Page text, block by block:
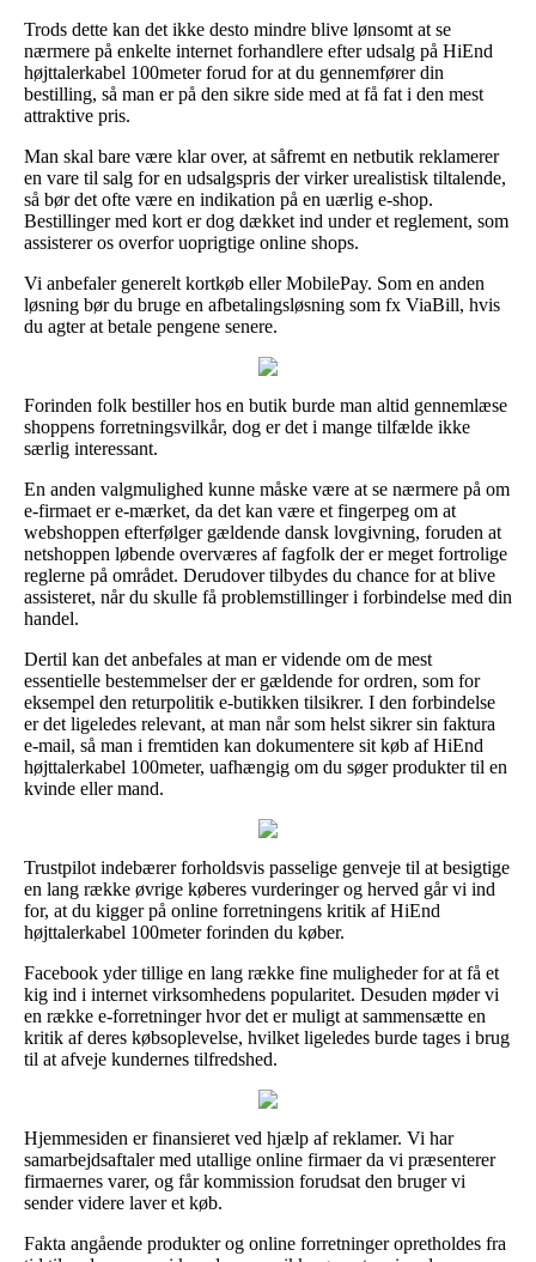
Trods dette kan det ikke desto mindre blive lønsomt at se
nærmere på enkelte internet forhandlere efter udsalg på HiEnd
højttalerkabel 100meter forud for at du gennemfører din
bestilling, så man er på den sikre side med at få fat i den mest
attraktive pris.
Man skal bare være klar over, at såfremt en netbutik reklamerer
en vare til salg for en udsalgspris der virker urealistisk tiltalende,
så bør det ofte være en indikation på en uærlig e-shop.
Bestillinger med kort er dog dækket ind under et reglement, som
assisterer os overfor uoprigtige online shops.
Vi anbefaler generelt kortkøb eller MobilePay. Som en anden
løsning bør du bruge en afbetalingsløsning som fx ViaBill, hvis
du agter at betale pengene senere.
Forinden folk bestiller hos en butik burde man altid gennemlæse
shoppens forretningsvilkår, dog er det i mange tilfælde ikke
særlig interessant.
En anden valgmulighed kunne måske være at se nærmere på om
e-firmaet er e-mærket, da det kan være et fingerpeg om at
webshoppen efterfølger gældende dansk lovgivning, foruden at
netshoppen løbende overværes af fagfolk der er meget fortrolige
reglerne på området. Derudover tilbydes du chance for at blive
assisteret, når du skulle få problemstillinger i forbindelse med din
handel.
Dertil kan det anbefales at man er vidende om de mest
essentielle bestemmelser der er gældende for ordren, som for
eksempel den returpolitik e-butikken tilsikrer. I den forbindelse
er det ligeledes relevant, at man når som helst sikrer sin faktura
e-mail, så man i fremtiden kan dokumentere sit køb af HiEnd
højttalerkabel 100meter, uafhængig om du søger produkter til en
kvinde eller mand.
Trustpilot indebærer forholdsvis passelige genveje til at besigtige
en lang række øvrige køberes vurderinger og herved går vi ind
for, at du kigger på online forretningens kritik af HiEnd
højttalerkabel 100meter forinden du køber.
Facebook yder tillige en lang række fine muligheder for at få et
kig ind i internet virksomhedens popularitet. Desuden møder vi
en række e-forretninger hvor det er muligt at sammensætte en
kritik af deres købsoplevelse, hvilket ligeledes burde tages i brug
til at afveje kundernes tilfredshed.
Hjemmesiden er finansieret ved hjælp af reklamer. Vi har
samarbejdsaftaler med utallige online firmaer da vi præsenterer
firmaernes varer, og får kommission forudsat den bruger vi
sender videre laver et køb.
Fakta angående produkter og online forretninger opretholdes fra